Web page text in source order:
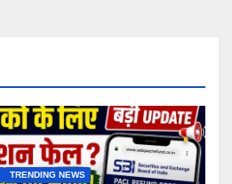
TRENDING NEWS